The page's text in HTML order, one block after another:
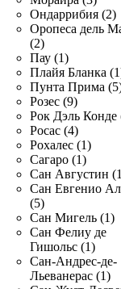
Ондаррибия (2)
Оропеса дель
(2)
Пау (1)
Плайя Бланка
Пунта Прима
Розес (9)
Рок Дэль Конде
Росас (4)
Рохалес (1)
Сагаро (1)
Сан Августин
Сан Евгенио
(5)
Сан Мигель (1)
Сан Фелиу де
Гишольс (1)
Сан-Андрес-де-
Льеванерас (1)